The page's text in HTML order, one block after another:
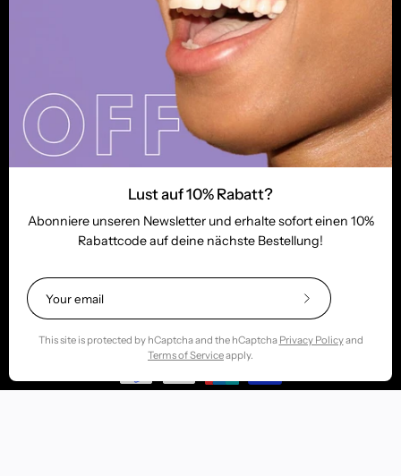
Lust auf 10% Rabatt?
Abonniere unseren Newsletter und erhalte sofort einen 10%
Rabattcode auf deine nächste Bestellung!
Subscribe
to
Our
This site is protected by hCaptcha and the hCaptcha Privacy Policyand
Terms of Serviceapply.
verhelfen wir dir zu einem perfekten Ergebnis. Sowohl in
der Praxis als auch mit unseren Produkten aus dem
© 2026,Sugarsmile.de.
imprint
Data protection General terms and conditions of business